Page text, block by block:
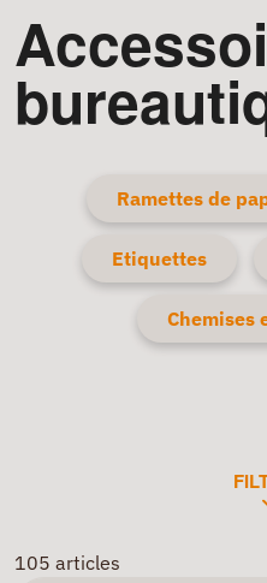
Ramettes de
Etiquettes
Chemises
105 articles